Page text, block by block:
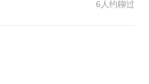
产品知识、技术方案、人际
6人约聊过